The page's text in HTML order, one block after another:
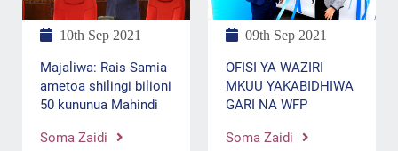
10th Sep 2021
Majaliwa: Rais Samia
ametoa shilingi bilioni
50 kununua Mahindi
Soma Zaidi
09th Sep 2021
OFISI YA WAZIRI
MKUU YAKABIDHIWA
GARI NA WFP
Soma Zaidi